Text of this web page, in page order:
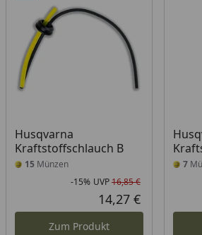
Husqvarna
Kraftstoffschlauch B
15 Münzen
Rabatt in
-15% UVP16,85 €
Aktueller
14,27 €
Zum Produkt
7